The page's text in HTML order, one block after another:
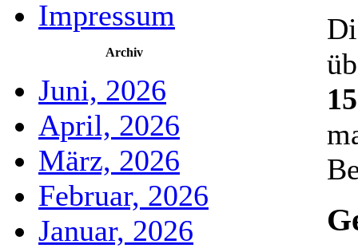
Impressum
Archiv
Juni, 2026
April, 2026
März, 2026
Februar, 2026
Januar, 2026